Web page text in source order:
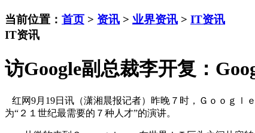
当前位置： 首页 > 资讯 > 业界资讯 > IT资讯
IT资讯
访Google副总裁李开复：
红网9月19日讯（潇湘晨报记者）昨晚７时，Ｇｏｏｇｌ
为“２１世纪最需要的７种人才”的演讲。